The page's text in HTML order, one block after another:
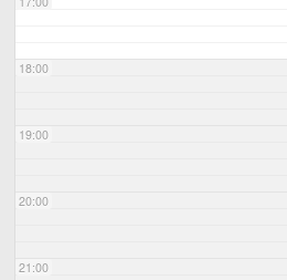
18:00
19:00
20:00
21:00